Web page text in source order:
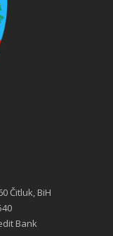
Čitluk, BiH
Bank